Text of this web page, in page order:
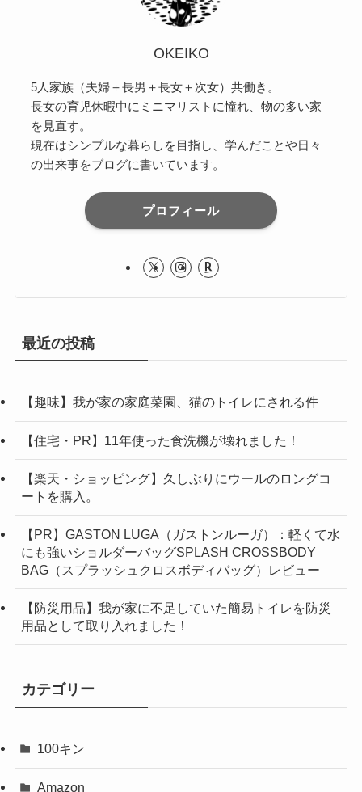
OKEIKO
5人家族（夫婦＋長男＋長女＋次女）共働き。
長女の育児休暇中にミニマリストに憧れ、物の多い家
を見直す。
現在はシンプルな暮らしを目指し、学んだことや日々
の出来事をブログに書いています。
プロフィール
最近の投稿
【趣味】我が家の家庭菜園、猫のトイレにされる件
【住宅・PR】11年使った食洗機が壊れました！
【楽天・ショッピング】久しぶりにウールのロングコ
ートを購入。
【PR】GASTON LUGA（ガストンルーガ）：軽くて水
にも強いショルダーバッグSPLASH CROSSBODY
BAG（スプラッシュクロスボディバッグ）レビュー
【防災用品】我が家に不足していた簡易トイレを防災
用品として取り入れました！
カテゴリー
100キン
Amazon